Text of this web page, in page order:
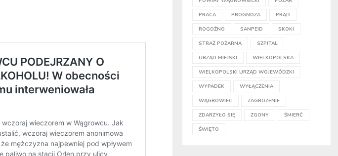
PRACA PROGNOZA PRĄD
ROGOŹNO SANPEID SKOKI
STRAŻ POŻARNA SZPITAL
URZĄD MIEJSKI WIELKOPOLSKA
WIELKOPOLSKI URZĄD WOJEWÓDZKI
WYPADEK WYŁĄCZENIA
WĄGROWIEC ZAGROŻENIE
ZDARZYŁO SIĘ ZGONY ŚMIERĆ
ŚWIĘTO